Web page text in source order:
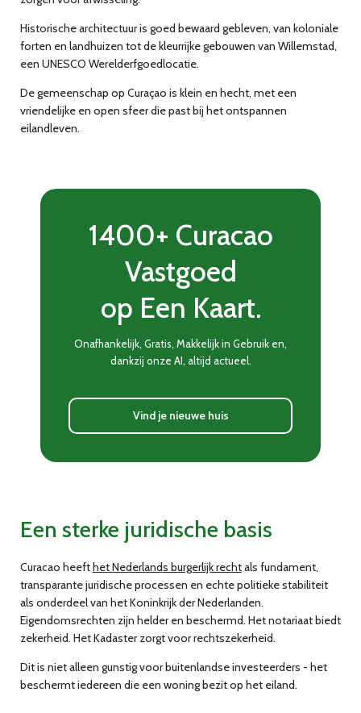
Historische architectuur is goed bewaard gebleven, van koloniale
forten en landhuizen tot de kleurrijke gebouwen van Willemstad,
een UNESCO Werelderfgoedlocatie.
De gemeenschap op Curaçao is klein en hecht, met een
vriendelijke en open sfeer die past bij het ontspannen
eilandleven.
1400+ Curacao
Vastgoed
op Een Kaart.
Onafhankelijk, Gratis, Makkelijk in Gebruik en,
dankzij onze AI, altijd actueel.
Vind je nieuwe huis
Een sterke juridische basis
Curacao heefthet Nederlands burgerlijk rechtals fundament,
transparante juridische processen en echte politieke stabiliteit
als onderdeel van het Koninkrijk der Nederlanden.
Eigendomsrechten zijn helder en beschermd. Het notariaat biedt
zekerheid. Het Kadaster zorgt voor rechtszekerheid.
Dit is niet alleen gunstig voor buitenlandse investeerders - het
beschermt iedereen die een woning bezit op het eiland.